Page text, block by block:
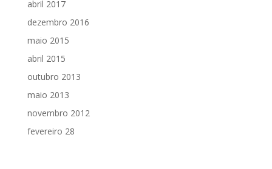
abril 2017
dezembro 2016
maio 2015
abril 2015
outubro 2013
maio 2013
novembro 2012
fevereiro 28